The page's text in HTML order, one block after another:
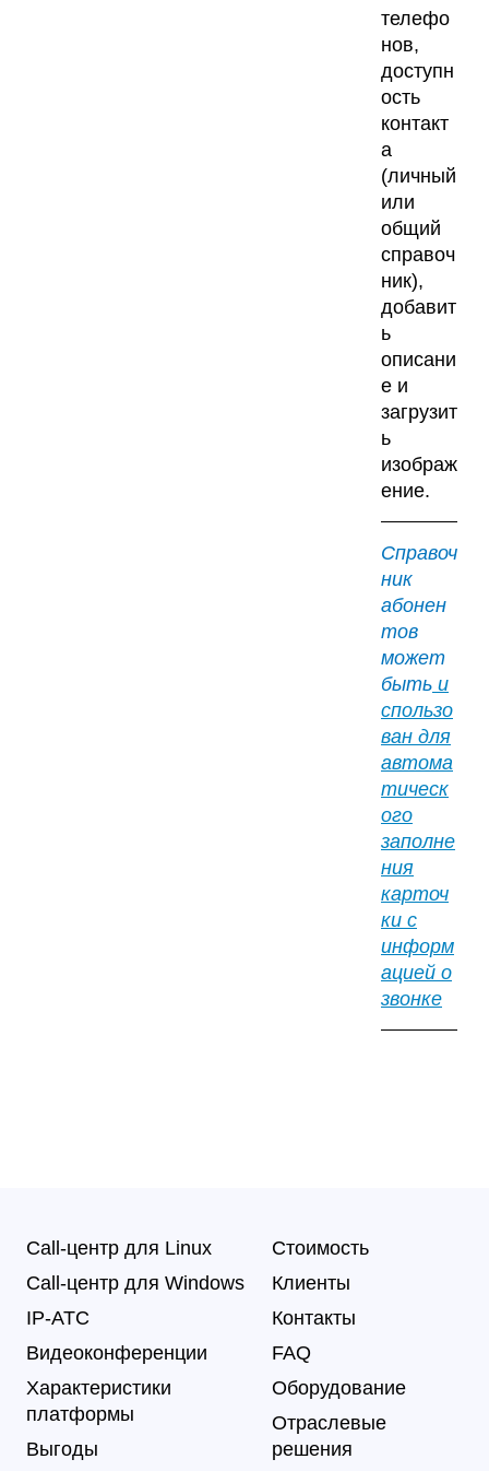
телефо
нов,
доступн
ость
контакт
а
(личный
или
общий
справоч
ник),
добавит
ь
описани
е и
загрузит
ь
изображ
ение.
Справоч
ник
абонен
тов
может
быть и
спользо
ван для
автома
тическ
ого
заполне
ния
карточ
ки с
информ
ацией о
звонке
Call-центр для Linux
Call-центр для Windows
IP-АТС
Видеоконференции
Характеристики
платформы
Выгоды
Стоимость
Клиенты
Контакты
FAQ
Оборудование
Отраслевые
решения